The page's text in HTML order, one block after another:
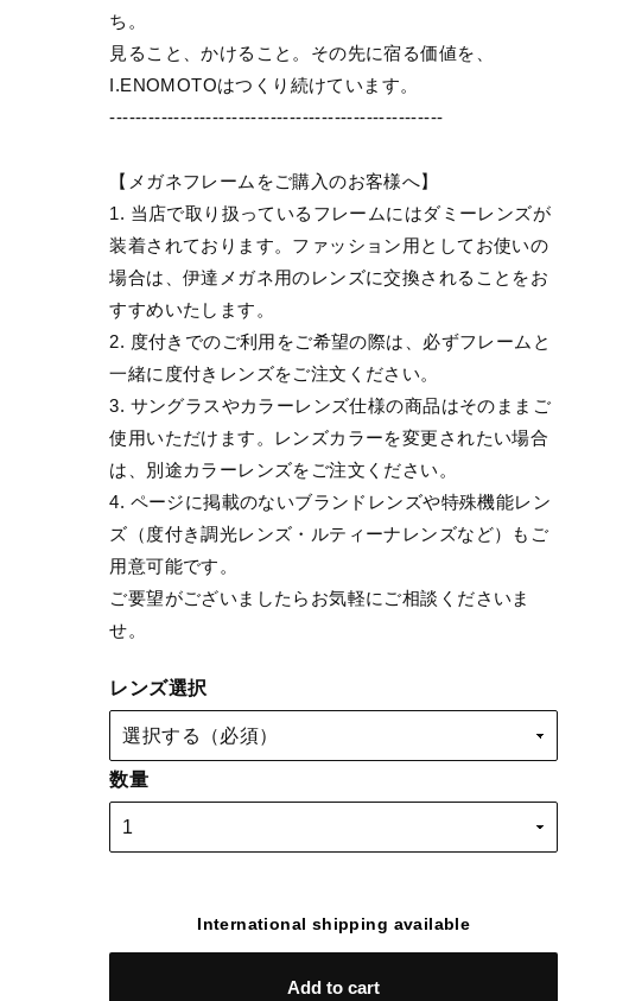
ち。
見ること、かけること。その先に宿る価値を、
I.ENOMOTOはつくり続けています。
----------------------------------------------------
【メガネフレームをご購入のお客様へ】
1. 当店で取り扱っているフレームにはダミーレンズが
装着されております。ファッション用としてお使いの
場合は、伊達メガネ用のレンズに交換されることをお
すすめいたします。
2. 度付きでのご利用をご希望の際は、必ずフレームと
一緒に度付きレンズをご注文ください。
3. サングラスやカラーレンズ仕様の商品はそのままご
使用いただけます。レンズカラーを変更されたい場合
は、別途カラーレンズをご注文ください。
4. ページに掲載のないブランドレンズや特殊機能レン
ズ（度付き調光レンズ・ルティーナレンズなど）もご
用意可能です。
ご要望がございましたらお気軽にご相談くださいま
せ。
レンズ選択
数量
International shipping available
Add to cart